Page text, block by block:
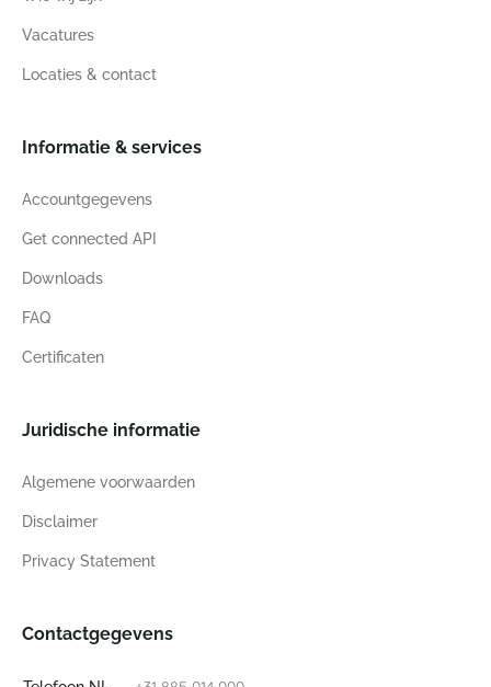
Vacatures
Locaties & contact
Informatie & services
Accountgegevens
Get connected API
Downloads
FAQ
Certificaten
Juridische informatie
Algemene voorwaarden
Disclaimer
Privacy Statement
Contactgegevens